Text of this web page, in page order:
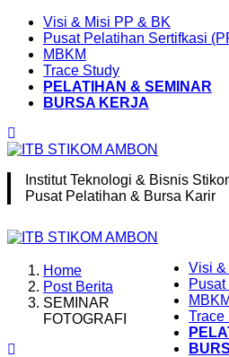
Visi & Misi PP & BK
Pusat Pelatihan Sertifkasi
MBKM
Trace Study
PELATIHAN & SEMINAR
BURSA KERJA
Institut Teknologi & Bisnis
Pusat Pelatihan & Bursa Karir
Visi &
MBKM
Trace
Home
Post Berita
SEMINAR
FOTOGRAFI